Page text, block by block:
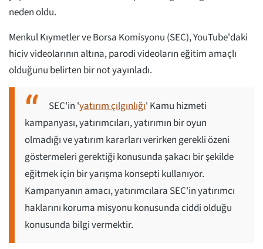
neden oldu.
Menkul Kıymetler ve Borsa Komisyonu (SEC), YouTube'daki
hiciv videolarının altına, parodi videoların eğitim amaçlı
olduğunu belirten bir not yayınladı.
SEC'in 'yatırım çılgınlığı' Kamu hizmeti
kampanyası, yatırımcıları, yatırımın bir oyun
olmadığı ve yatırım kararları verirken gerekli özeni
göstermeleri gerektiği konusunda şakacı bir şekilde
eğitmek için bir yarışma konsepti kullanıyor.
Kampanyanın amacı, yatırımcılara SEC'in yatırımcı
haklarını koruma misyonu konusunda ciddi olduğu
konusunda bilgi vermektir.